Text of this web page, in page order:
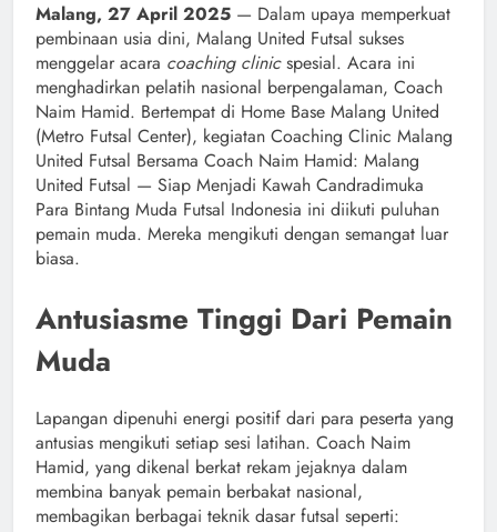
Malang, 27 April 2025 — Dalam upaya memperkuat
pembinaan usia dini, Malang United Futsal sukses
menggelar acara coaching clinicspesial. Acara ini
menghadirkan pelatih nasional berpengalaman, Coach
Naim Hamid. Bertempat di Home Base Malang United
(Metro Futsal Center), kegiatan Coaching Clinic Malang
United Futsal Bersama Coach Naim Hamid: Malang
United Futsal — Siap Menjadi Kawah Candradimuka
Para Bintang Muda Futsal Indonesia ini diikuti puluhan
pemain muda. Mereka mengikuti dengan semangat luar
biasa.
Antusiasme Tinggi Dari Pemain
Muda
Lapangan dipenuhi energi positif dari para peserta yang
antusias mengikuti setiap sesi latihan. Coach Naim
Hamid, yang dikenal berkat rekam jejaknya dalam
membina banyak pemain berbakat nasional,
membagikan berbagai teknik dasar futsal seperti: